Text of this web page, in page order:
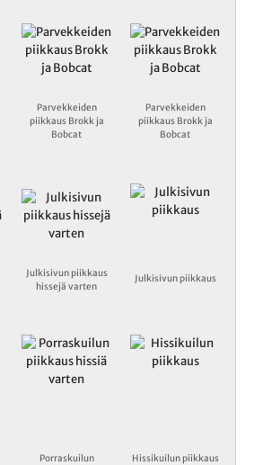
Parvekkeiden
piikkaus Brokk ja
Bobcat
Parvekkeiden
piikkaus Brokk ja
Bobcat
Julkisivun piikkaus
hissejä varten
Julkisivun piikkaus
Porraskuilun Hissikuilun piikkaus